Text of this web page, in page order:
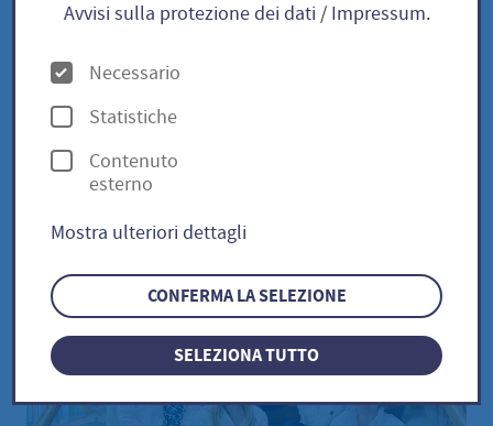
Brokkoli Calinaro / Brassica
oleracia
Avvisi sulla protezione dei dati/ Impressum.
O
p
z
i
n
Necessario
Statistiche
Contenuto
esterno
Mostra ulteriori dettagli
CONFERMA LA SELEZIONE
SELEZIONA TUTTO